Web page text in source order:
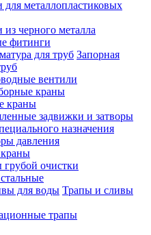
металлопластиковых
черного металла
фитинги
Запорная
вентили
краны
краны
задвижки и затворы
назначения
давления
очистки
Трапы и сливы
трапы